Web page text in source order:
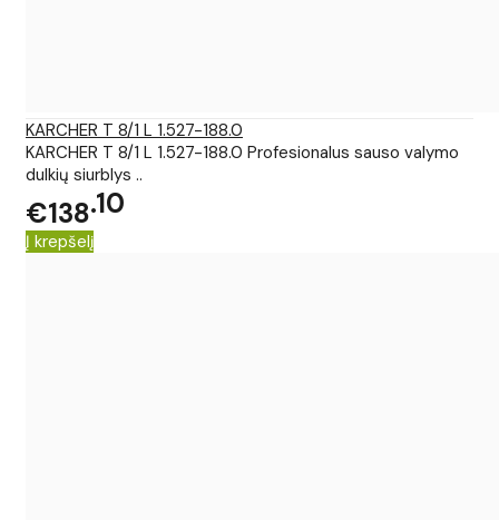
KARCHER T 8/1 L 1.527-188.0
KARCHER T 8/1 L 1.527-188.0 Profesionalus sauso valymo
dulkių siurblys ..
€138 10
Į krepšelį